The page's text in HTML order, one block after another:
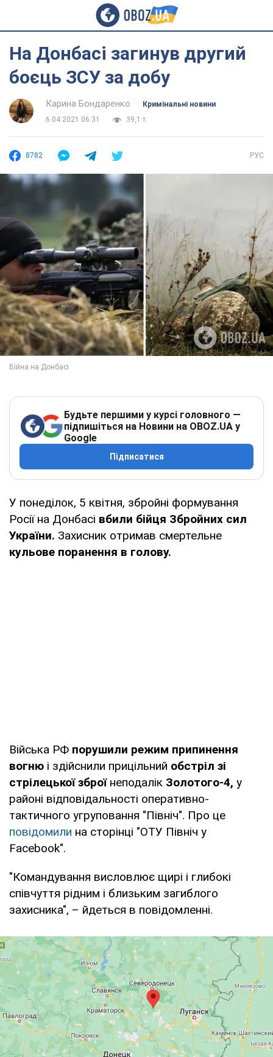
На Донбасі загинув другий
боєць ЗСУ за добу
Карина Бондаренко
Кримінальні новини
6.04.2021 06:31
39,1 т.
8782 РУС
Будьте першими у курсі головного —
підпишіться на Новини на OBOZ.UA у
Google
Підписатися
У понеділок, 5 квітня, збройні формування
Росії на Донбасі вбили бійця Збройних сил
України. Захисник отримав смертельне
кульове поранення в голову.
Війська РФ порушили режим припинення
вогню і здійснили прицільний обстріл зі
стрілецької зброїнеподалік Золотого-4, у
районі відповідальності оперативно-
тактичного угруповання "Північ". Про це
повідомили на сторінці "ОТУ Північ у
Facebook".
"Командування висловлює щирі і глибокі
співчуття рідним і близьким загиблого
захисника", – йдеться в повідомленні.